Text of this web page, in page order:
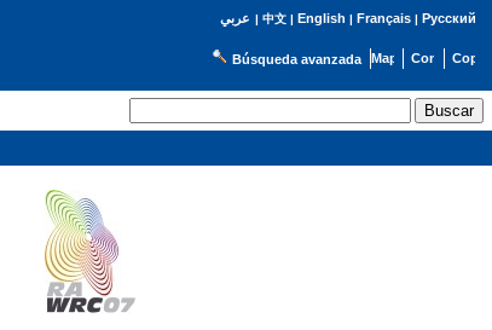
عربي | 中文| English | Français| Русский
Búsqueda avanzada